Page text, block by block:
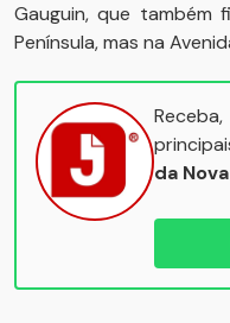
Gauguin, que também
Península, mas na
Receba,
da Nova